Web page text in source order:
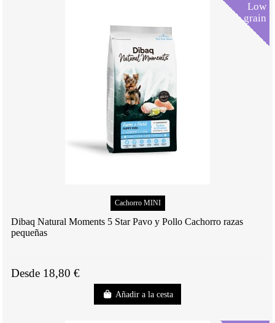
Low
grain
Cachorro MINI
Dibaq Natural Moments 5 Star Pavo y Pollo Cachorro razas
pequeñas
Desde 18,80 €
Añadir a la cesta